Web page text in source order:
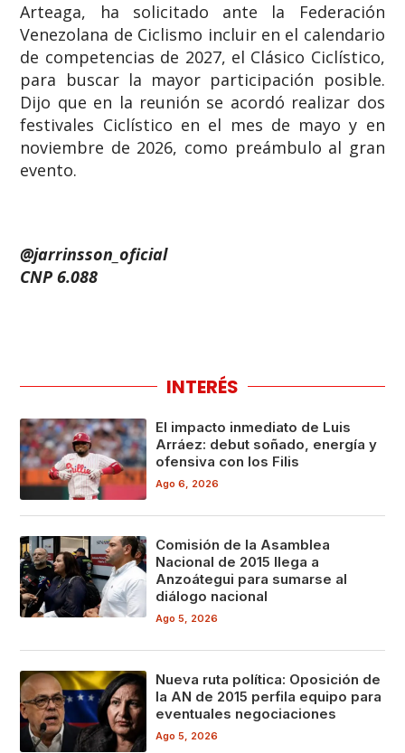
Arteaga, ha solicitado ante la Federación
Venezolana de Ciclismo incluir en el calendario
de competencias de 2027, el Clásico Ciclístico,
para buscar la mayor participación posible.
Dijo que en la reunión se acordó realizar dos
festivales Ciclístico en el mes de mayo y en
noviembre de 2026, como preámbulo al gran
evento.
@jarrinsson_oficial
CNP 6.088
INTERÉS
El impacto inmediato de Luis
Arráez: debut soñado, energía y
ofensiva con los Filis
Ago 6, 2026
Comisión de la Asamblea
Nacional de 2015 llega a
Anzoátegui para sumarse al
diálogo nacional
Ago 5, 2026
Nueva ruta política: Oposición de
la AN de 2015 perfila equipo para
eventuales negociaciones
Ago 5, 2026